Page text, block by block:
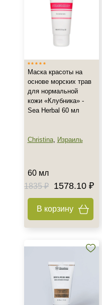
Показать еще
Ингредиенты
Витамин C
Показать еще
Время применения
Маска красоты на
основе морских трав
для нормальной
кожи «Клубника» -
Sea Herbal 60 мл
Christina, Израиль
60 мл
1835 ₽
1578.10 ₽
В корзину